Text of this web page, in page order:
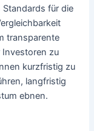
für die
transparente
Investoren zu
kurzfristig zu
langfristig
ebnen.